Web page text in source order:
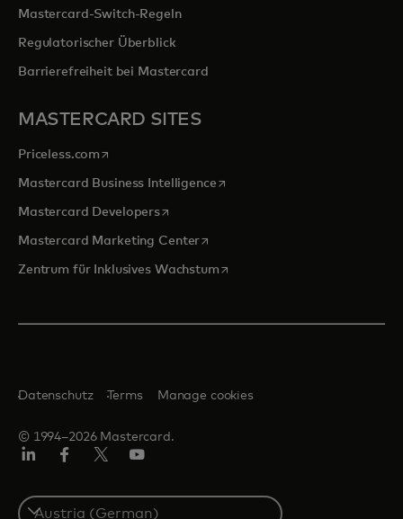
Mastercard-Switch-Regeln
Regulatorischer Überblick
Barrierefreiheit bei Mastercard
MASTERCARD SITES
Priceless.com wird in einer neuen Registerkarte geöffnet
Mastercard Business Intelligencewird in einer neuen
Mastercard Developerswird in einer neuen Registerkarte
Mastercard Marketing Centerwird in einer neuen
Zentrum für Inklusives Wachstumwird in einer neuen
© 1994–2026 Mastercard.
Datenschutz Terms Manage cookies
Select
a